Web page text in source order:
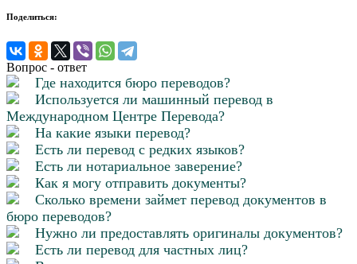
Поделиться:
Вопрос - ответ
Где находится бюро переводов?
Используется ли машинный перевод в
Международном Центре Перевода?
На какие языки перевод?
Есть ли перевод с редких языков?
Есть ли нотариальное заверение?
Как я могу отправить документы?
Сколько времени займет перевод документов в
бюро переводов?
Нужно ли предоставлять оригиналы документов?
Есть ли перевод для частных лиц?